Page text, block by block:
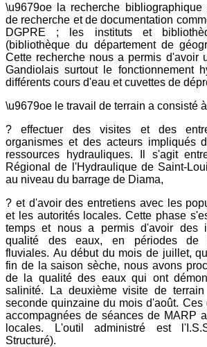
\u9679oe la recherche bibliographique
de recherche et de documentation
DGPRE ; les instituts et
(bibliothèque du département de
Cette recherche nous a permis d'avoir
Gandiolais surtout le fonctionnement
différents cours d'eau et cuvettes de
\u9679oe le travail de terrain a consisté
? effectuer des visites et des
organismes et des acteurs impliqués
ressources hydrauliques. Il s'agit
Régional de l'Hydraulique de Saint-
au niveau du barrage de Diama,
? et d'avoir des entretiens avec les
et les autorités locales. Cette phase
temps et nous a permis d'avoir des
qualité des eaux, en périodes de
fluviales. Au début du mois de juillet,
fin de la saison sèche, nous avons
de la qualité des eaux qui ont
salinité. La deuxième visite de
seconde quinzaine du mois d'août. Ces
accompagnées de séances de MARP
locales. L'outil administré est
Structuré).